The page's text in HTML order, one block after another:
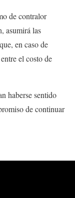
de contralor
asumirá las
en caso de
el costo de
haberse sentido
de continuar